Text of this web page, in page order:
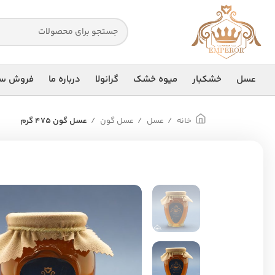
عسل خشکبار میوه خشک گرانولا درباره ما فروش
خانه عسل عسل گون عسل گون 475 گرم